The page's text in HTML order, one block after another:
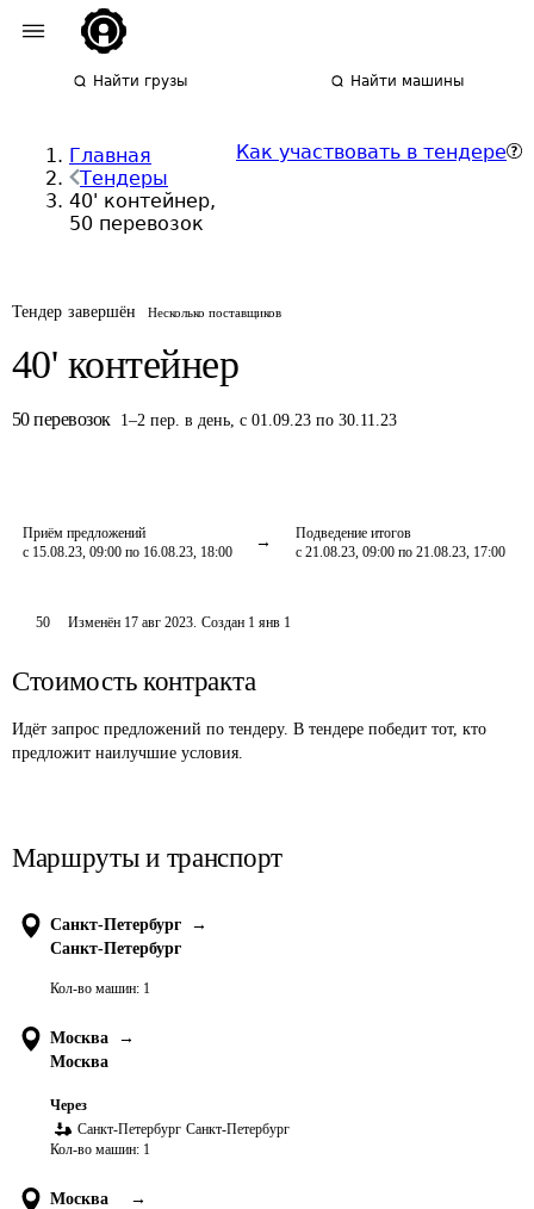
Найти грузы Найти машины
Главная
Тендеры
40' контейнер,
50 перевозок
Как участвовать в тендере
Тендер завершён Несколько поставщиков
40' контейнер
50 перевозок 1–2 пер. в день, с 01.09.23 по 30.11.23
Приём предложений
с 15.08.23, 09:00 по 16.08.23, 18:00
Подведение итогов
с 21.08.23, 09:00 по 21.08.23, 17:00
50 Изменён 17 авг 2023. Создан 1 янв 1
Стоимость контракта
Идёт запрос предложений по тендеру. В тендере победит тот, кто
предложит наилучшие условия.
Маршруты и транспорт
Санкт-Петербург
→
Санкт-Петербург
Кол-во машин: 1
Москва
→
Москва
Через
Санкт-Петербург Санкт-Петербург
Кол-во машин: 1
Москва
→